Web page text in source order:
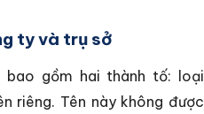
ty và trụ sở
bao gồm hai thành tố: loại
riêng. Tên này không được